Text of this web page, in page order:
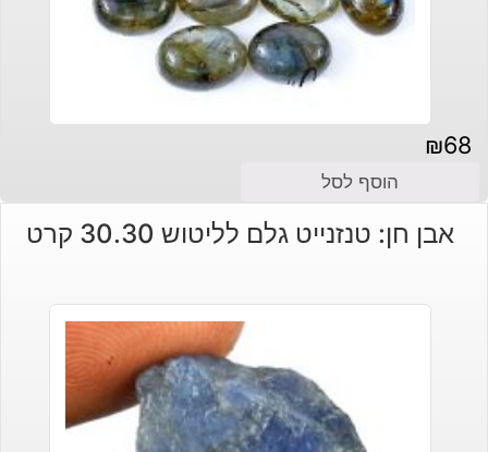
₪68
הוסף לסל
אבן חן: טנזנייט גלם לליטוש 30.30 קרט